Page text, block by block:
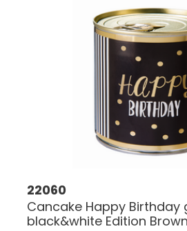
22060
Cancake Happy Birthday
black&white Edition